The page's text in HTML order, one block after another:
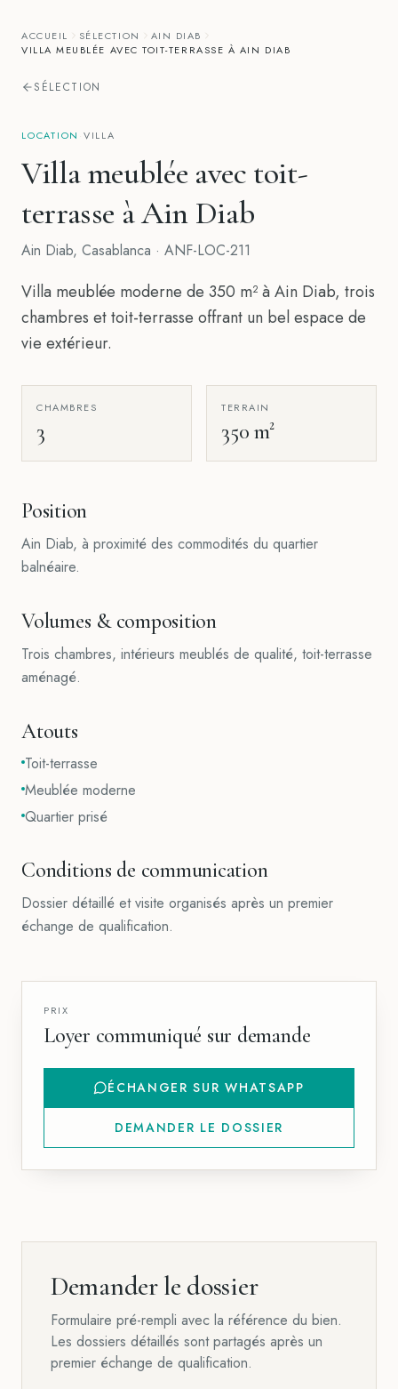
ACCUEIL SÉLECTION
AIN DIAB
VILLA MEUBLÉE AVEC TOIT-TERRASSE À AIN DIAB
SÉLECTION
LOCATION VILLA
Villa meublée avec toit-
terrasse à Ain Diab
Ain Diab, Casablanca · ANF-LOC-211
Villa meublée moderne de 350 m² à Ain Diab, trois
chambres et toit-terrasse offrant un bel espace de
vie extérieur.
CHAMBRES
3
TERRAIN
350 m²
Position
Ain Diab, à proximité des commodités du quartier
balnéaire.
Volumes & composition
Trois chambres, intérieurs meublés de qualité, toit-terrasse
aménagé.
Atouts
Toit-terrasse
Meublée moderne
Quartier prisé
Conditions de communication
Dossier détaillé et visite organisés après un premier
échange de qualification.
PRIX
Loyer communiqué sur demande
ÉCHANGER SUR WHATSAPP
DEMANDER LE DOSSIER
Demander le dossier
Formulaire pré-rempli avec la référence du bien.
Les dossiers détaillés sont partagés après un
premier échange de qualification.